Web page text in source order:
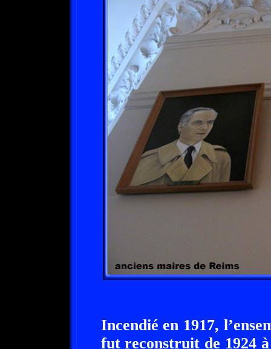
Incendié en 1917,
fut reconstruit de 1924